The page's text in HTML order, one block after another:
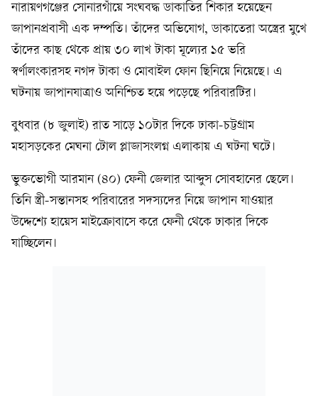
নারায়ণগঞ্জের সোনারগাঁয়ে সংঘবদ্ধ ডাকাতির শিকার হয়েছেন
জাপানপ্রবাসী এক দম্পতি। তাঁদের অভিযোগ, ডাকাতেরা অস্ত্রের মুখে
তাঁদের কাছ থেকে প্রায় ৩০ লাখ টাকা মূল্যের ১৫ ভরি
স্বর্ণালংকারসহ নগদ টাকা ও মোবাইল ফোন ছিনিয়ে নিয়েছে। এ
ঘটনায় জাপানযাত্রাও অনিশ্চিত হয়ে পড়েছে পরিবারটির।
বুধবার (৮ জুলাই) রাত সাড়ে ১০টার দিকে ঢাকা-চট্টগ্রাম
মহাসড়কের মেঘনা টোল প্লাজাসংলগ্ন এলাকায় এ ঘটনা ঘটে।
ভুক্তভোগী আরমান (৪০) ফেনী জেলার আব্দুস সোবহানের ছেলে।
তিনি স্ত্রী-সন্তানসহ পরিবারের সদস্যদের নিয়ে জাপান যাওয়ার
উদ্দেশ্যে হায়েস মাইক্রোবাসে করে ফেনী থেকে ঢাকার দিকে
যাচ্ছিলেন।